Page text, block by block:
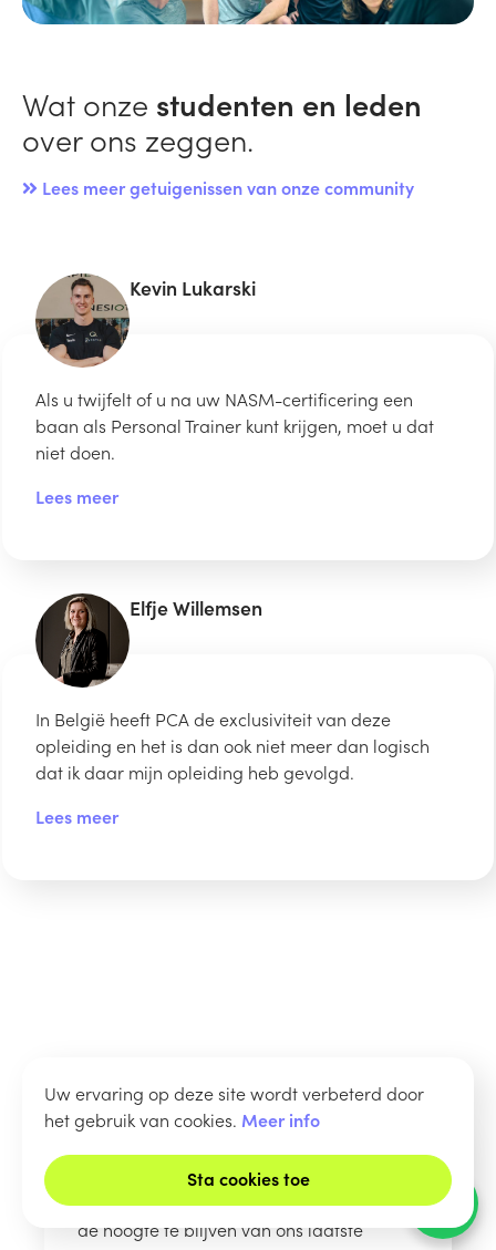
Wat onze studenten en leden
over ons zeggen.
Lees meer getuigenissen van onze community
Kevin Lukarski
Als u twijfelt of u na uw NASM-certificering een
baan als Personal Trainer kunt krijgen, moet u dat
niet doen.
Lees meer
Elfje Willemsen
In België heeft PCA de exclusiviteit van deze
opleiding en het is dan ook niet meer dan logisch
dat ik daar mijn opleiding heb gevolgd.
Lees meer
Nieuwsbrief
Schrijf u in voor onze nieuwsbrief om op
de hoogte te blijven van ons laatste
Een vraag?Hulp nodig?
Uw ervaring op deze site wordt verbeterd door
het gebruik van cookies. Meer info
Sta cookies toe